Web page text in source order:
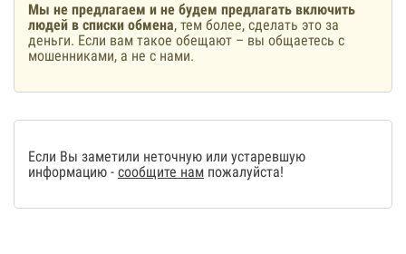
Мы не предлагаем и не будем предлагать включить
людей в списки обмена, тем более, сделать это за
деньги. Если вам такое обещают – вы общаетесь с
мошенниками, а не с нами.
Если Вы заметили неточную или устаревшую
информацию - сообщите нам пожалуйста!